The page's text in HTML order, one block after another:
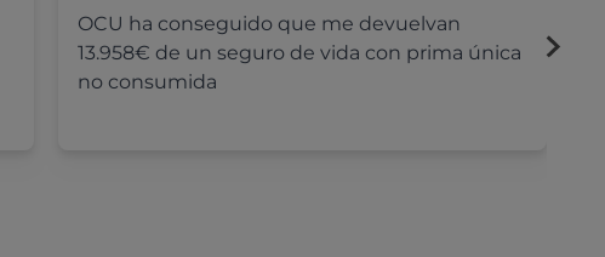
OCU ha conseguido que me devuelvan
13.958€ de un seguro de vida con prima única
no consumida